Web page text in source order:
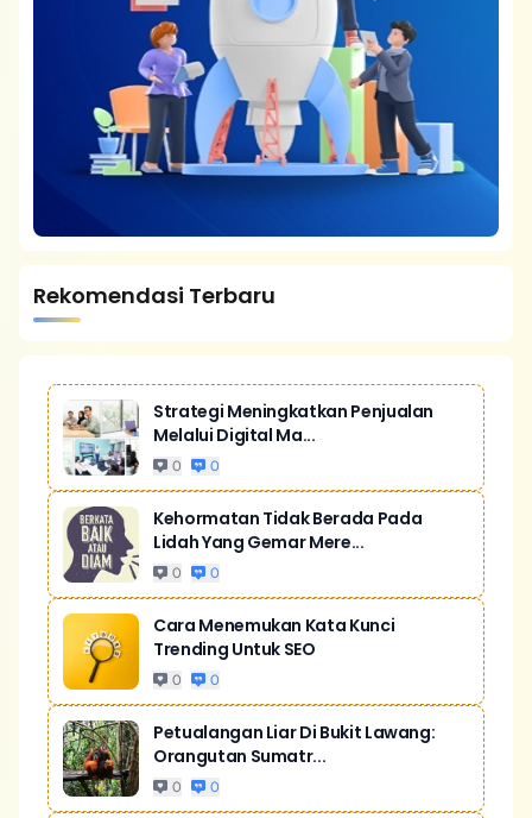
Rekomendasi Terbaru
Strategi Meningkatkan Penjualan
Melalui Digital Ma...
0 0
Kehormatan Tidak Berada Pada
Lidah Yang Gemar Mere...
0 0
Cara Menemukan Kata Kunci
Trending Untuk SEO
0 0
Petualangan Liar Di Bukit Lawang:
Orangutan Sumatr...
0 0